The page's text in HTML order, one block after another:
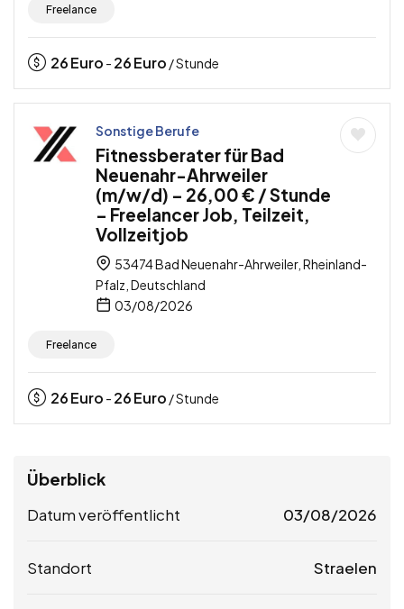
Freelance
26Euro - 26Euro / Stunde
Sonstige Berufe
Fitnessberater für Bad
Neuenahr-Ahrweiler
(m/w/d) – 26,00 € / Stunde
– Freelancer Job, Teilzeit,
Vollzeitjob
53474 Bad Neuenahr-Ahrweiler, Rheinland-
Pfalz, Deutschland
03/08/2026
Freelance
26Euro - 26Euro / Stunde
Überblick
Datum veröffentlicht 03/08/2026
Standort Straelen